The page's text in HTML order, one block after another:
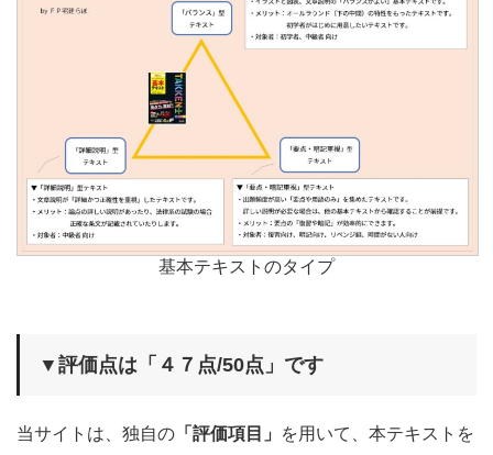
基本テキストのタイプ
▼評価点は「４７点/50点」です
当サイトは、独自の 「評価項目」
を用いて、本テキストを